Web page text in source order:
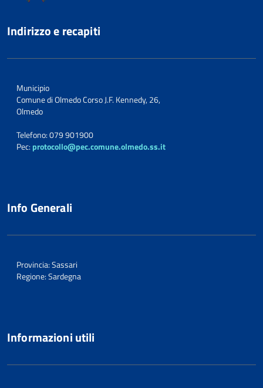
Indirizzo e recapiti
Municipio
Comune di Olmedo Corso J.F. Kennedy, 26,
Olmedo
Telefono: 079 901900
Pec: protocollo@pec.comune.olmedo.ss.it
Info Generali
Provincia: Sassari
Regione: Sardegna
Informazioni utili